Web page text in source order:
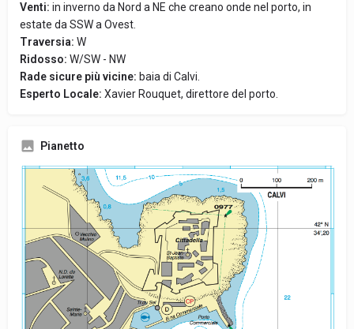
Venti: in inverno da Nord a NE che creano onde nel porto, in
estate da SSW a Ovest.
Traversia: W
Ridosso: W/SW - NW
Rade sicure più vicine: baia di Calvi.
Esperto Locale: Xavier Rouquet, direttore del porto.
Pianetto